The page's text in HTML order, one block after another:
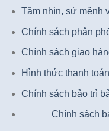
Tầm nhìn, sứ mệnh
Chính sách phân
Chính sách giao
Hình thức thanh toán
Chính sách bảo trì
Chính sách